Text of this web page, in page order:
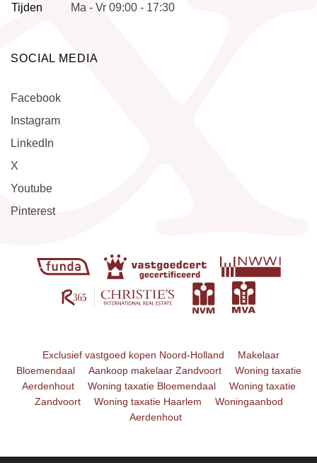
Tijden
Ma - Vr 09:00 - 17:30
SOCIAL MEDIA
Facebook
Instagram
LinkedIn
X
Youtube
Pinterest
Exclusief vastgoed kopen Noord-Holland
Makelaar
Bloemendaal
Aankoop makelaar Zandvoort
Woning taxatie
Aerdenhout
Woning taxatie Bloemendaal
Woning taxatie
Zandvoort
Woning taxatie Haarlem
Woningaanbod
Aerdenhout